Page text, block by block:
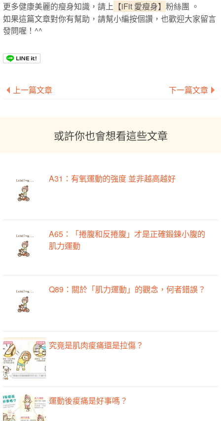
更多健康美麗的瘦身知識，請上 【iFit 愛瘦身】 粉絲團 。
如果這篇文章對你有幫助，請幫小編按個讚，也歡迎大家留言
發問喔！^^
上一篇文章 下一篇文章
或許你也會想看這些文章
A31：有氧運動的強度 並非越高越好
A65：「捲腹和反捲腹」才是正確鍛鍊小腹的
肌力運動
Q89：關於「肌力運動」的觀念，何者錯誤？
究竟是肌肉痠痛還是拉傷？
運動後痠痛是好事嗎？